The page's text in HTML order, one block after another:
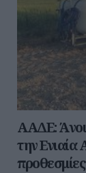
ΑΑΔΕ:
την Ενιαία